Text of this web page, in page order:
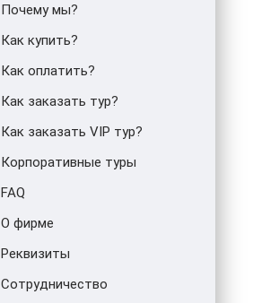
Почему мы?
Как купить?
Как оплатить?
Как заказать тур?
Как заказать VIP тур?
Корпоративные туры
FAQ
О фирме
Реквизиты
Сотрудничество